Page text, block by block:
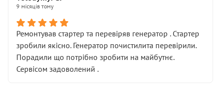
9 місяців тому
Ремонтував стартер та перевіряв генератор . Стартер
зробили якісно. Генератор почистилита перевірили.
Порадили що потрібно зробити на майбутнє.
Сервісом задоволений .